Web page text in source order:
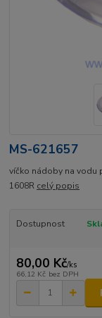
MS-621657
víčko nádoby na vodu
1608R celý popis
Dostupnost
80,00 Kč/ks
66,12 Kč bez DPH